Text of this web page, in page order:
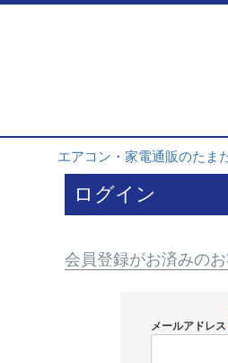
エアコン・家電通販のたま
ログイン
会員登録がお済みの
メールアドレス